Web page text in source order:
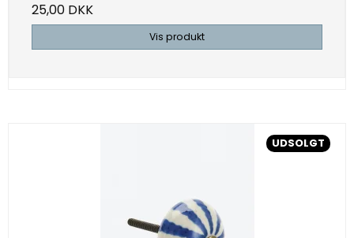
25,00 DKK
Vis produkt
UDSOLGT